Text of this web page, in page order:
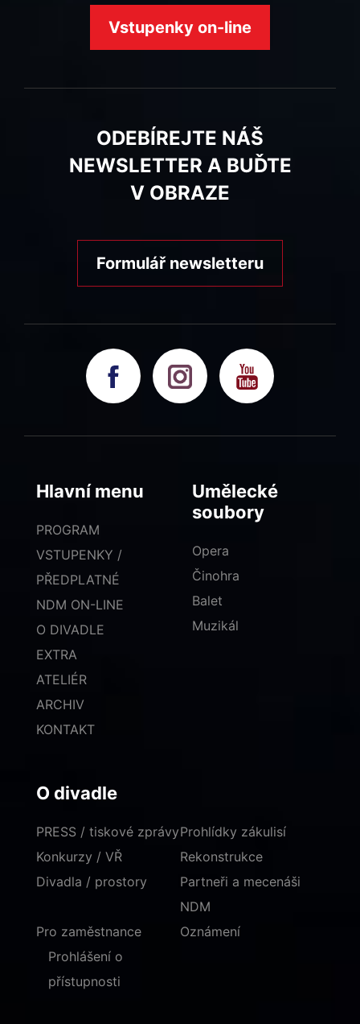
Vstupenky on-line
ODEBÍREJTE NÁŠ
NEWSLETTER A BUĎTE
V OBRAZE
Formulář newsletteru
Hlavní menu
PROGRAM
VSTUPENKY /
PŘEDPLATNÉ
NDM ON-LINE
O DIVADLE
EXTRA
ATELIÉR
ARCHIV
KONTAKT
Umělecké
soubory
Opera
Činohra
Balet
Muzikál
O divadle
PRESS / tiskové zprávy
Konkurzy / VŘ
Divadla / prostory
Prohlídky zákulisí
Rekonstrukce
Partneři a mecenáši
NDM
Pro zaměstnance
Oznámení
Prohlášení o
přístupnosti